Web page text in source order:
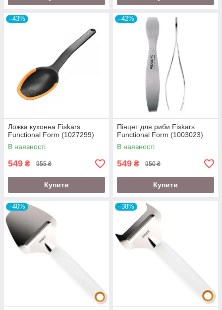
–43%
Ложка кухонна Fiskars
Functional Form (1027299)
В наявності
549 ₴ 955 ₴
Купити
–42%
Пінцет для риби Fiskars
Functional Form (1003023)
В наявності
549 ₴ 950 ₴
Купити
–40% –38%